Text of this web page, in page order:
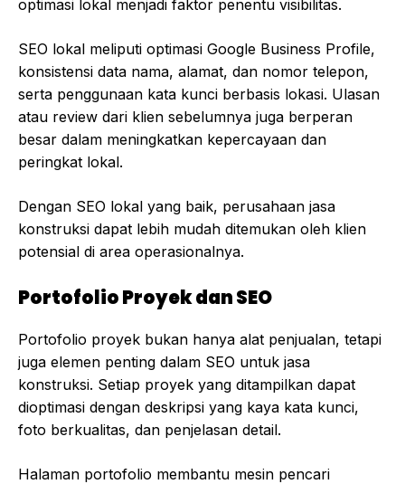
optimasi lokal menjadi faktor penentu visibilitas.
SEO lokal meliputi optimasi Google Business Profile,
konsistensi data nama, alamat, dan nomor telepon,
serta penggunaan kata kunci berbasis lokasi. Ulasan
atau review dari klien sebelumnya juga berperan
besar dalam meningkatkan kepercayaan dan
peringkat lokal.
Dengan SEO lokal yang baik, perusahaan jasa
konstruksi dapat lebih mudah ditemukan oleh klien
potensial di area operasionalnya.
Portofolio Proyek dan SEO
Portofolio proyek bukan hanya alat penjualan, tetapi
juga elemen penting dalam SEO untuk jasa
konstruksi. Setiap proyek yang ditampilkan dapat
dioptimasi dengan deskripsi yang kaya kata kunci,
foto berkualitas, dan penjelasan detail.
Halaman portofolio membantu mesin pencari